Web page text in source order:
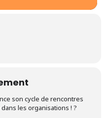
son cycle de rencontres
les organisations ! ?